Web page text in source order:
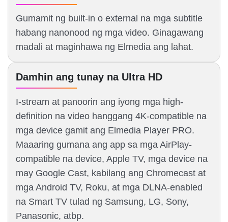
Gumamit ng built-in o external na mga subtitle
habang nanonood ng mga video. Ginagawang
madali at maginhawa ng Elmedia ang lahat.
Damhin ang tunay na Ultra HD
I-stream at panoorin ang iyong mga high-
definition na video hanggang 4K-compatible na
mga device gamit ang Elmedia Player PRO.
Maaaring gumana ang app sa mga AirPlay-
compatible na device, Apple TV, mga device na
may Google Cast, kabilang ang Chromecast at
mga Android TV, Roku, at mga DLNA-enabled
na Smart TV tulad ng Samsung, LG, Sony,
Panasonic, atbp.